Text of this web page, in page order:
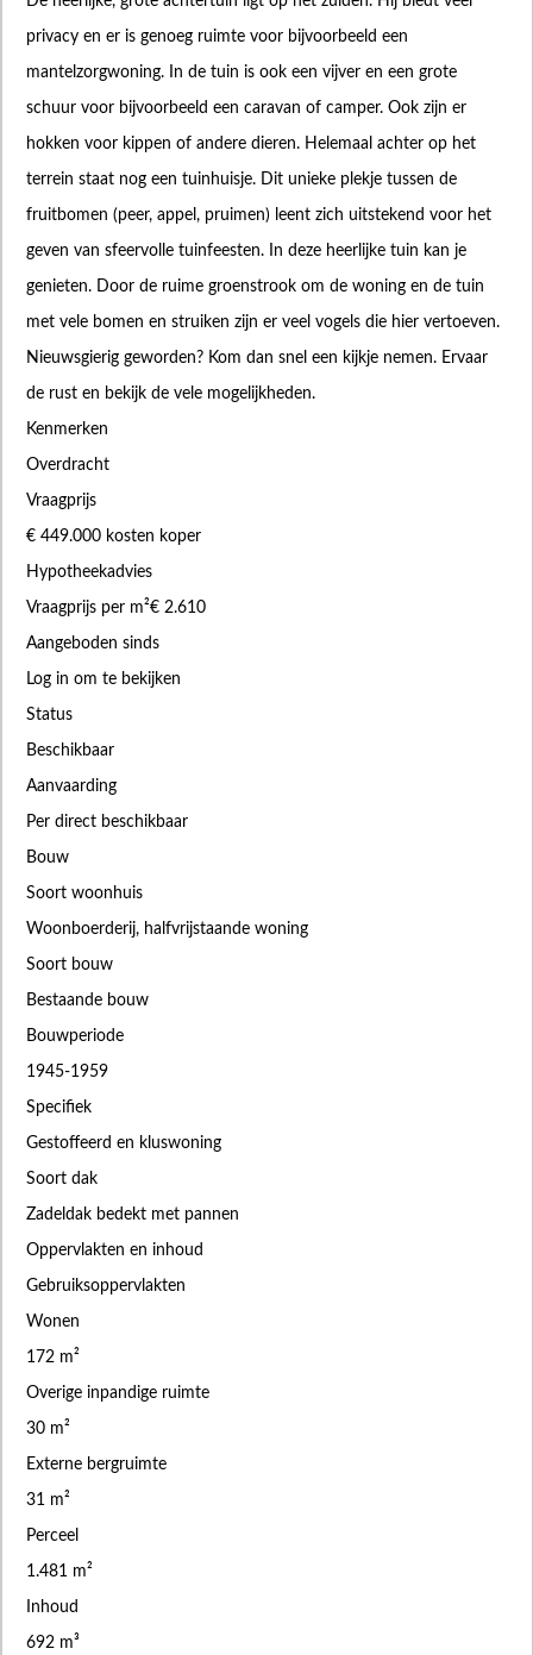
privacy en er is genoeg ruimte voor bijvoorbeeld een
mantelzorgwoning. In de tuin is ook een vijver en een grote
schuur voor bijvoorbeeld een caravan of camper. Ook zijn er
hokken voor kippen of andere dieren. Helemaal achter op het
terrein staat nog een tuinhuisje. Dit unieke plekje tussen de
fruitbomen (peer, appel, pruimen) leent zich uitstekend voor het
geven van sfeervolle tuinfeesten. In deze heerlijke tuin kan je
genieten. Door de ruime groenstrook om de woning en de tuin
met vele bomen en struiken zijn er veel vogels die hier vertoeven.
Nieuwsgierig geworden? Kom dan snel een kijkje nemen. Ervaar
de rust en bekijk de vele mogelijkheden.
Kenmerken
Overdracht
Vraagprijs
€ 449.000 kosten koper
Hypotheekadvies
Vraagprijs per m²€ 2.610
Aangeboden sinds
Log in om te bekijken
Status
Beschikbaar
Aanvaarding
Per direct beschikbaar
Bouw
Soort woonhuis
Woonboerderij, halfvrijstaande woning
Soort bouw
Bestaande bouw
Bouwperiode
1945-1959
Specifiek
Gestoffeerd en kluswoning
Soort dak
Zadeldak bedekt met pannen
Oppervlakten en inhoud
Gebruiksoppervlakten
Wonen
172 m²
Overige inpandige ruimte
30 m²
Externe bergruimte
31 m²
Perceel
1.481 m²
Inhoud
692 m³